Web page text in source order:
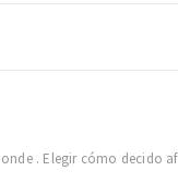
. Elegir cómo decido